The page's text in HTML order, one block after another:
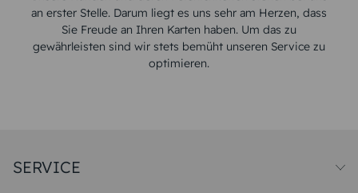
an erster Stelle. Darum liegt es uns sehr am Herzen, dass
Sie Freude an Ihren Karten haben. Um das zu
gewährleisten sind wir stets bemüht unseren Service zu
optimieren.
SERVICE